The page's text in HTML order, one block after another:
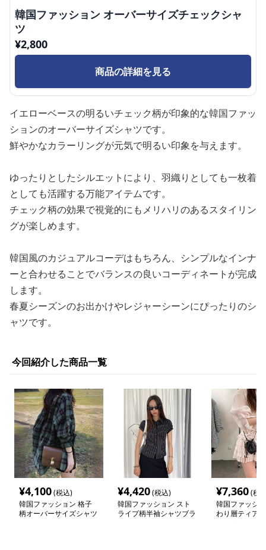
韓国ファッション オーバーサイズチェックシャ
ツ
¥2,800
商品の詳細を見る
イエローベースの明るいチェック柄が印象的な韓国ファッ
ションのオーバーサイズシャツです。
鮮やかなカラーリングが元気で明るい印象を与えます。
ゆったりとしたシルエットにより、羽織りとしても一枚着
としても活躍する万能アイテムです。
チェック柄の効果で視覚的にもメリハリのあるスタイリン
グが楽しめます。
韓国風のカジュアルコーデはもちろん、シンプルなインナ
ーと合わせることでバランスの良いコーディネートが完成
します。
春夏シーズンのお出かけやレジャーシーンにぴったりのシ
ャツです。
今回紹介した商品一覧
¥4,100(税込)
韓国ファッション 格子
柄オーバーサイズシャツ
¥4,420(税込)
韓国ファッション スト
ライプ柄半袖シャツブラ
¥7,360(税
韓国ファッシ
わり層ティア